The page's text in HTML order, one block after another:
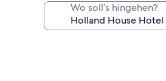
Wo soll’s hingehen?